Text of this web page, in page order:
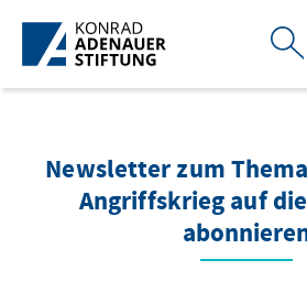
Zum Hauptinhalt springen
Newsletter zum
Angriffskrieg auf